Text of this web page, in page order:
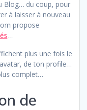
Blog… du coup, pour
à laisser à nouveau
propose
…
plus une fois le
de ton profile…
complet…
de